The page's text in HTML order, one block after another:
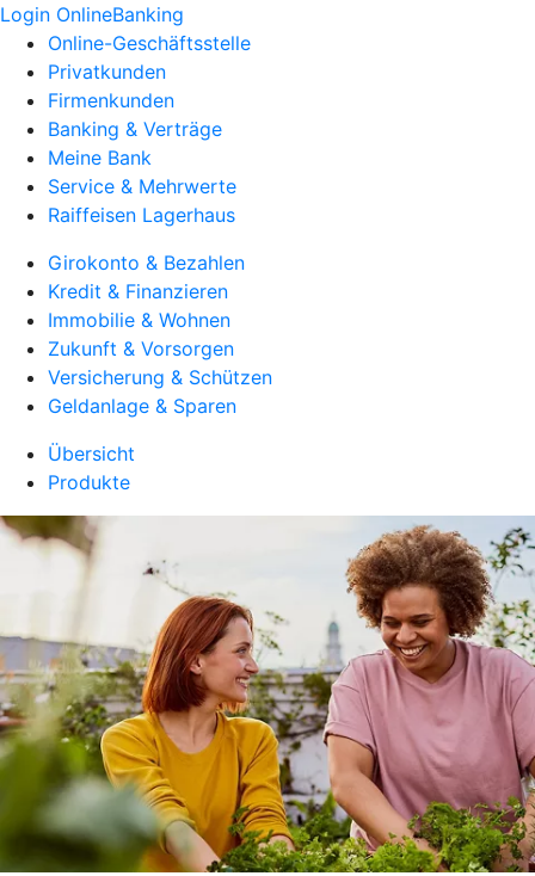
Login OnlineBanking
Online-Geschäftsstelle
Privatkunden
Firmenkunden
Banking & Verträge
Meine Bank
Service & Mehrwerte
Raiffeisen Lagerhaus
Girokonto & Bezahlen
Kredit & Finanzieren
Immobilie & Wohnen
Zukunft & Vorsorgen
Versicherung & Schützen
Geldanlage & Sparen
Übersicht
Produkte